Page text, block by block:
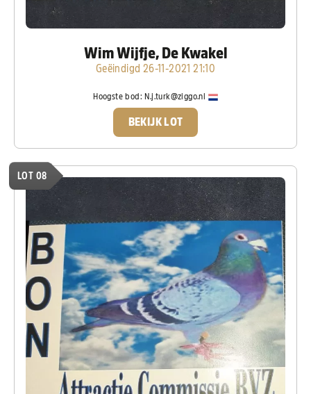
Wim Wijfje, De Kwakel
Geëindigd 26-11-2021 21:10
Hoogste bod:N.j.turk@ziggo.nl
BEKIJK LOT
LOT 08